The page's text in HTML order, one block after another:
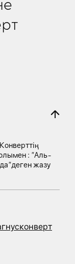
: "Аль-
жазу
конверт